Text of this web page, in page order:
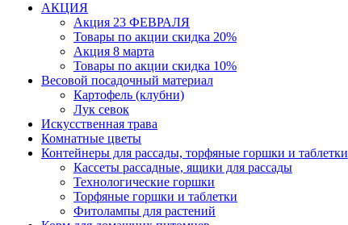
АКЦИЯ
Акция 23 ФЕВРАЛЯ
Товары по акции скидка 20%
Акция 8 марта
Товары по акции скидка 10%
Весовой посадочный материал
Картофель (клубни)
Лук севок
Искусственная трава
Комнатные цветы
Контейнеры для рассады, торфяные горшки и таблетки
Кассеты рассадные, ящики для рассады
Технологические горшки
Торфяные горшки и таблетки
Фитолампы для растений